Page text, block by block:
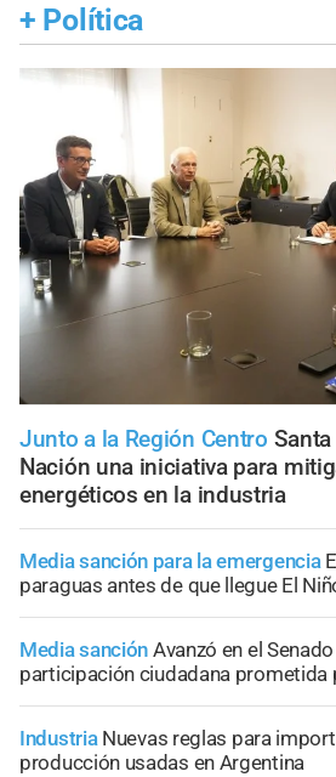
+ Política
Junto a la Región Centro
Nación una iniciativa para
energéticos en la industria
Media sanción para la emergencia
paraguas antes de que llegue El
Media sanción Avanzó en el
participación ciudadana prometida
Industria Nuevas reglas para
producción usadas en Argentina